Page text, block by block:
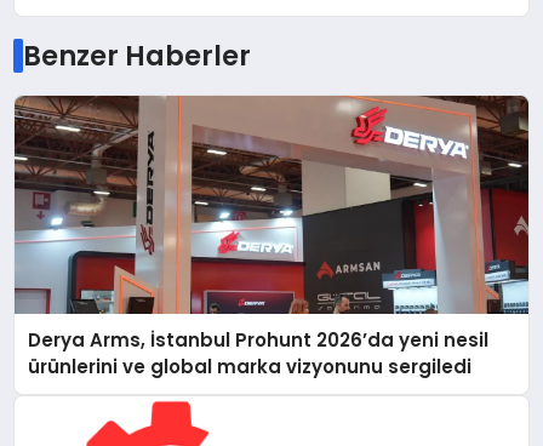
Benzer Haberler
Derya Arms, İstanbul Prohunt 2026’da yeni nesil
ürünlerini ve global marka vizyonunu sergiledi